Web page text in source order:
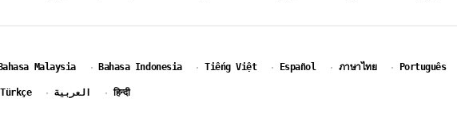
Malaysia · Bahasa Indonesia · Tiếng Việt · Español · ภาษาไทย · Português
Türkçe · العربية · हिन्दी